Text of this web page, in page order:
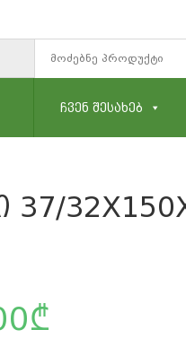
ᲩᲕᲔᲜ ᲨᲔᲡᲐᲮᲔᲑ
₾